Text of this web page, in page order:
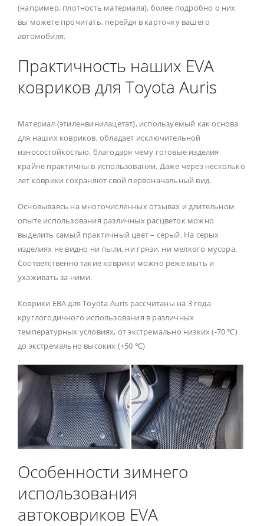
(например, плотность материала), более подробно о них
вы можете прочитать, перейдя в карточку вашего
автомобиля.
Практичность наших EVA
ковриков для Toyota Auris
Материал (этиленвинилацетат), используемый как основа
для наших ковриков, обладает исключительной
износостойкостью, благодаря чему готовые изделия
крайне практичны в использовании. Даже через несколько
лет коврики сохраняют свой первоначальный вид.
Основываясь на многочисленных отзывах и длительном
опыте использования различных расцветок можно
выделить самый практичный цвет – серый. На серых
изделиях не видно ни пыли, ни грязи, ни мелкого мусора.
Соответственно такие коврики можно реже мыть и
ухаживать за ними.
Коврики ЕВА для Toyota Auris рассчитаны на 3 года
круглогодичного использования в различных
температурных условиях, от экстремально низких (-70 ℃)
до экстремально высоких (+50 ℃)
Особенности зимнего
использования
автоковриков EVA